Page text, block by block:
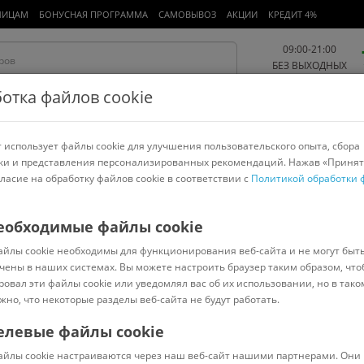
БОНУСНАЯ ПРОГРАММА САМОВЫВОЗ АКЦИИ КРЕДИТ 4%
09:00-21:00
БЕЗ ВЫХОДНЫХ
Работа и офис Авто и мото Детям и мамам Красота и
спорт
фильтры, удлинители > Buro
Код: 142579
файлов cookie
файлы cookie для улучшения пользовательского опыта, сбора
и представления персонализированных рекомендаций. Нажав
на обработку файлов cookie в соответствии с Политикой обработки
файлы cookie
cookie необходимы для функционирования веб-сайта и не могут
в наших системах. Вы можете настроить браузер таким образом,
эти файлы cookie или уведомлял вас об их использовании, но в
что некоторые разделы веб-сайта не будут работать.
файлы cookie
cookie настраиваются через наш веб-сайт нашими партнерами. Они